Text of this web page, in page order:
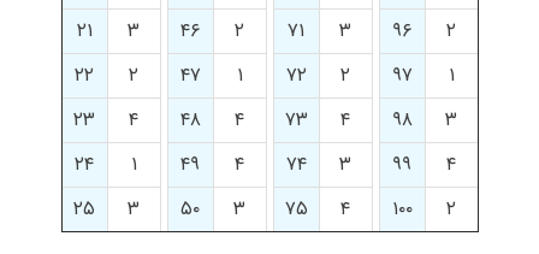
۲
۹۶ ۳ ۷۱ ۲ ۴۶ ۳
۲۱
۱
۹۷ ۲ ۷۲ ۱ ۴۷ ۲
۲۲
۳
۹۸ ۴ ۷۳ ۴ ۴۸ ۴
۲۳
۴
۹۹ ۳ ۷۴ ۴ ۴۹ ۱
۲۴
۲
۱۰۰ ۴ ۷۵ ۳ ۵۰ ۳ ۲۵